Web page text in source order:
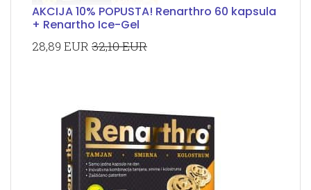
AKCIJA 10% POPUSTA! Renarthro 60 kapsula
+ Renartho Ice-Gel
28,89 EUR 32,10 EUR